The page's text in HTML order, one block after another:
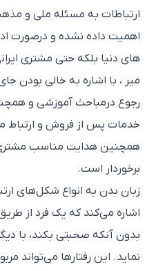
ارتباطات به مسئله ملی و مذهبی
اهمیت داده نشده و درصورت ادامه
های دنیا بلکه حتی مشتری ایرانی
میر ، با اشاره به خالی بودن جای
رجوع درمباحث آموزشی و همچنین
خدمات پس از فروش و ارتباط
همچنین هدایت مناسب مشتری
برخوردار است.
زبان بدن به انواع شکل‌های ارتباط
اشاره می‌کند که یک فرد از طریق
بدون آنکه صحبتی بکند، با دیگران
نماید. این رفتارها می‌تواند